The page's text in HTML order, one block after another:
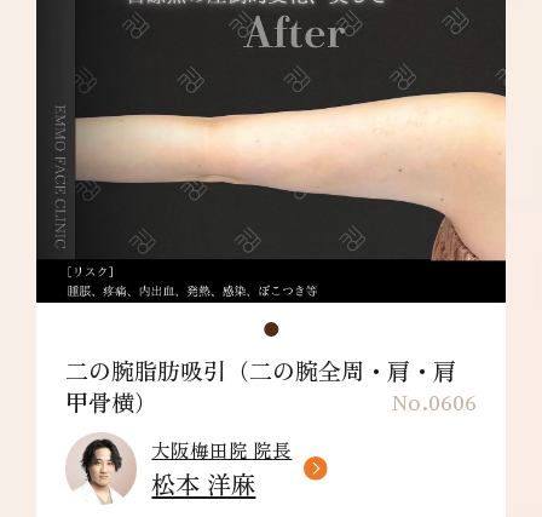
ります。
リスク/副作用：だるさ・熱感・頭痛・蕁麻
疹・痒み・むくみ・発熱・咳・冷や汗・胸痛・
吸引部の皮膚が硬くなる、凹凸になる・効果に
満足できない・施術箇所の知覚の麻痺・鈍さ、
しびれ・皮膚の色素沈着などを生じることがあ
ります。
No.0606
二の腕脂肪吸引（二の腕全周・肩・肩
甲骨横）
大阪梅田院 院長
松本 洋麻